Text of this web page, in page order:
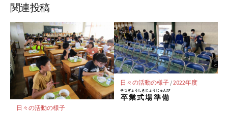
ェ
ア
ッ
ク
マ
ー
ク
に
保
存
ア
ア
関連投稿
日々の活動の様子
日々の活動の様子/2022年度
卒業式場準備
そつぎょうしきじょうじゅんび